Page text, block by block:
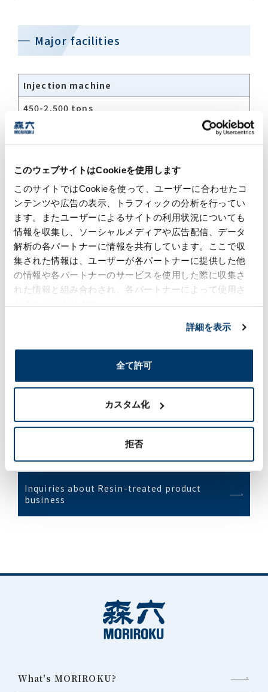
このウェブサイトはCookieを使用します
このサイトではCookieを使って、ユーザーに合わせたコ
ンテンツや広告の表示、トラフィックの分析を行ってい
ます。またユーザーによるサイトの利用状況についても
情報を収集し、ソーシャルメディアや広告配信、データ
解析の各パートナーに情報を共有しています。ここで収
集された情報は、ユーザーが各パートナーに提供した他
の情報や各パートナーのサービスを使用した際に収集さ
れた情報と組み合わされ、各パートナーによって使用さ
詳細を表示
全て許可
カスタム化
拒否
Major facilities
Injection machine
450-2,500 tons
Coating line
Others
Double molding machines
Ultrasonic welders
Vibration welders
Access map
Inquiries about Resin-treated product
business
What's MORIROKU?